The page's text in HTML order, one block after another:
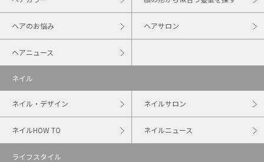
ヘアのお悩み ヘアサロン
ヘアニュース
ネイル
ネイル・デザイン ネイルサロン
ネイルHOW TO ネイルニュース
ライフスタイル